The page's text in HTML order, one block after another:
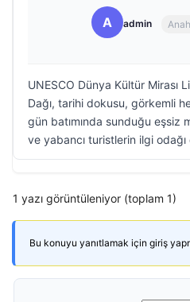
A admin
UNESCO Dünya Kültür Mirası
Dağı, tarihi dokusu, görkemli
gün batımında sunduğu eşsiz
ve yabancı turistlerin ilgi
1 yazı görüntüleniyor (toplam 1)
Bu konuyu yanıtlamak için giriş